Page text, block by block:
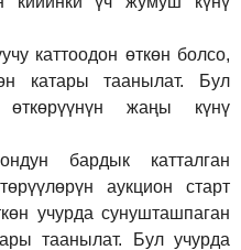
каттоодон өткөн болсо,
катары таанылат.
Бул
өткөрүүнүн жаңы күнү
бардык катталган
аукцион старт
учурда сунушташпаган
таанылат. Бул учурда